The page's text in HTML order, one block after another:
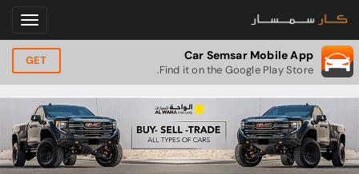
Car Semsar Mobile App
Find it on the Google Play Store.
GET